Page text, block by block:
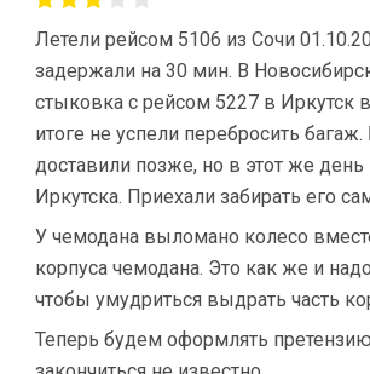
Летели рейсом 5106 из Сочи
задержали на 30 мин. В
стыковка с рейсом 5227 в Иркутск
итоге не успели перебросить
доставили позже, но в этот же день
Иркутска. Приехали забирать его
У чемодана выломано колесо
корпуса чемодана. Это как же и
чтобы умудриться выдрать часть
Теперь будем оформлять